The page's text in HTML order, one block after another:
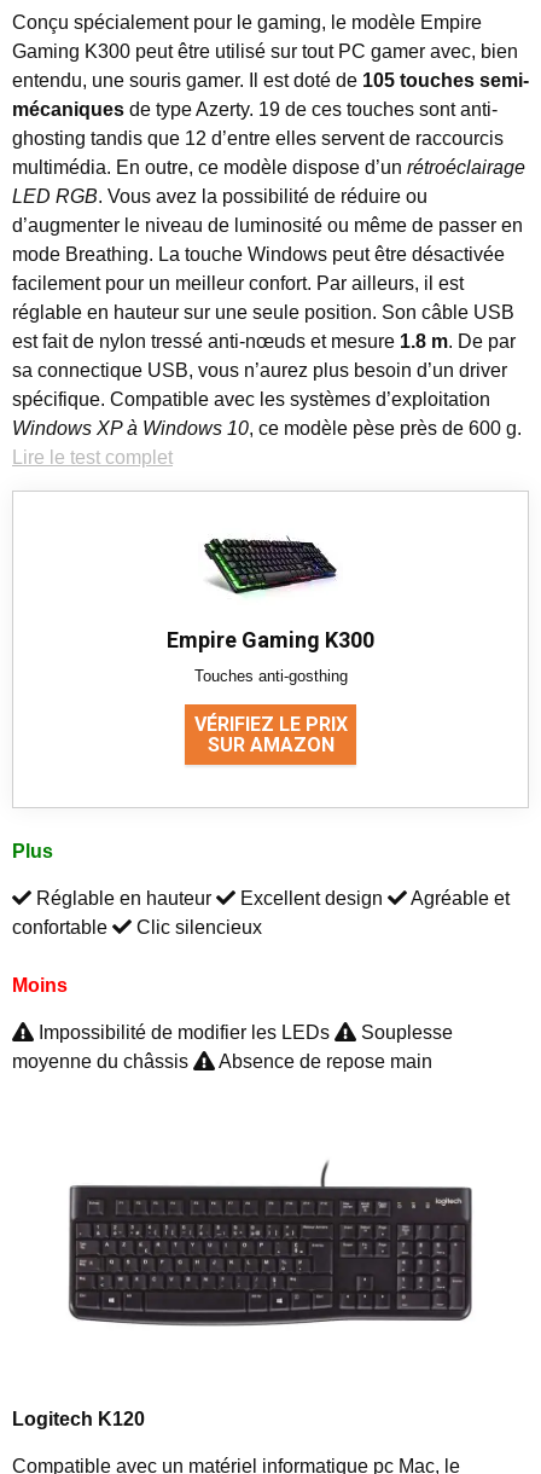
Conçu spécialement pour le gaming, le modèle Empire
Gaming K300 peut être utilisé sur tout PC gamer avec, bien
entendu, une souris gamer. Il est doté de 105 touches semi-
mécaniques de type Azerty. 19 de ces touches sont anti-
ghosting tandis que 12 d’entre elles servent de raccourcis
multimédia. En outre, ce modèle dispose d’un rétroéclairage
LED RGB. Vous avez la possibilité de réduire ou
d’augmenter le niveau de luminosité ou même de passer en
mode Breathing. La touche Windows peut être désactivée
facilement pour un meilleur confort. Par ailleurs, il est
réglable en hauteur sur une seule position. Son câble USB
est fait de nylon tressé anti-nœuds et mesure 1.8 m. De par
sa connectique USB, vous n’aurez plus besoin d’un driver
spécifique. Compatible avec les systèmes d’exploitation
Windows XP à Windows 10, ce modèle pèse près de 600 g.
Lire le test complet
Empire Gaming K300
Touches anti-gosthing
VÉRIFIEZ LE PRIX
SUR AMAZON
Plus
Réglable en hauteur Excellent design
Agréable et
confortable
Clic silencieux
Moins
Impossibilité de modifier les LEDs
Souplesse
moyenne du châssis
Absence de repose main
Logitech K120
Compatible avec un matériel informatique pc Mac, le